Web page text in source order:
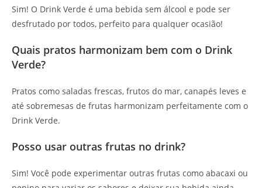
Sim! O Drink Verde é uma bebida sem álcool e pode ser
desfrutado por todos, perfeito para qualquer ocasião!
Quais pratos harmonizam bem com o Drink
Verde?
Pratos como saladas frescas, frutos do mar, canapés leves e
até sobremesas de frutas harmonizam perfeitamente com o
Drink Verde.
Posso usar outras frutas no drink?
Sim! Você pode experimentar outras frutas como abacaxi ou